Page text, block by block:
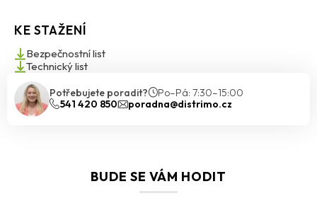
KE STAŽENÍ
Bezpečnostní list
Technický list
Potřebujete poradit?
Po–Pá: 7:30–15:00
541 420 850
poradna@distrimo.cz
BUDE SE VÁM HODIT